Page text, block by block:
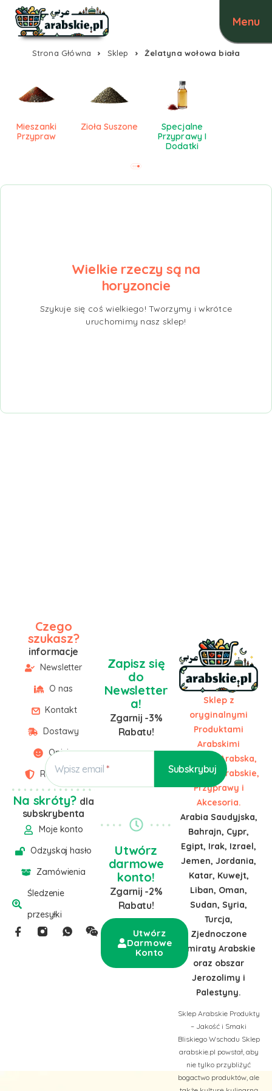
Strona Główna Sklep Żelatyna wołowa biała
Mieszanki
Przypraw
Zioła Suszone
Specjalne
Przyprawy I
Dodatki
Wielkie rzeczy są na
horyzoncie
Szykuje się coś wielkiego! Tworzymy i wkrótce
uruchomimy nasz sklep!
Czego
szukasz?
informacje
Newsletter
O nas
Kontakt
Dostawy
Opinie
Regulamin
Na skróty? dla
subskrybenta
Moje konto
Odzyskaj hasło
Zamówienia
Śledzenie
przesyłki
Sklep z
oryginalnymi
Produktami
Arabskimi
Żywność Arabska,
Słodycze Arabskie,
Przyprawy i
Akcesoria.
Arabia Saudyjska,
Bahrajn, Cypr,
Egipt, Irak, Izrael,
Jemen, Jordania,
Katar, Kuwejt,
Liban, Oman,
Sudan, Syria,
Turcja,
Zjednoczone
Emiraty Arabskie
oraz obszar
Jerozolimy i
Palestyny.
Sklep Arabskie Produkty
– Jakość i Smaki
Bliskiego Wschodu Sklep
arabskie.pl powstał, aby
nie tylko przybliżyć
bogactwo produktów, ale
Zapisz się
do
Newsletter
a!
Zgarnij -3%
Rabatu!
Wpisz email
Utwórz
darmowe
konto!
Zgarnij -2%
Rabatu!
Utwórz
Darmowe
Konto